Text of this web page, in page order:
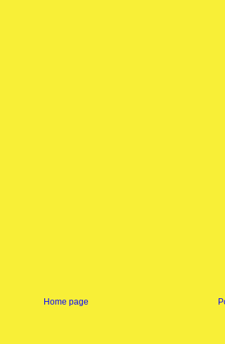
Home page